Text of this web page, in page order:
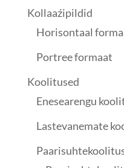
Kollaaźipildid
Horisontaal
Portree formaat
Koolitused
Enesearengu
Lastevanemate